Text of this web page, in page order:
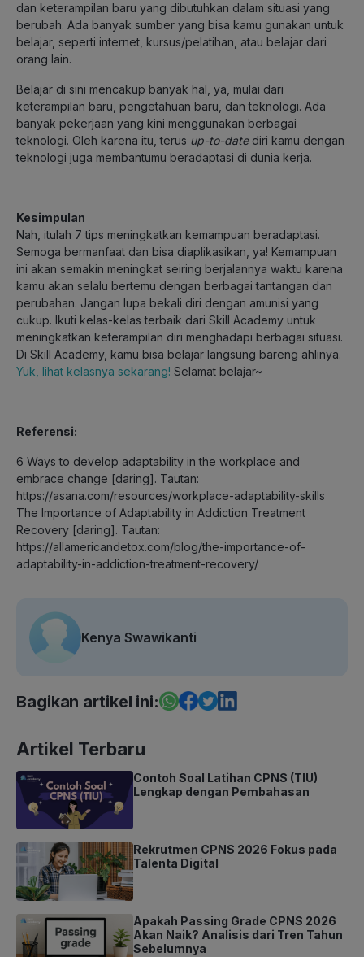
dan keterampilan baru yang dibutuhkan dalam situasi yang
berubah. Ada banyak sumber yang bisa kamu gunakan untuk
belajar, seperti internet, kursus/pelatihan, atau belajar dari
orang lain.
Belajar di sini mencakup banyak hal, ya, mulai dari
keterampilan baru, pengetahuan baru, dan teknologi. Ada
banyak pekerjaan yang kini menggunakan berbagai
teknologi. Oleh karena itu, terus up-to-datediri kamu dengan
teknologi juga membantumu beradaptasi di dunia kerja.
Kesimpulan
Nah, itulah 7 tips meningkatkan kemampuan beradaptasi.
Semoga bermanfaat dan bisa diaplikasikan, ya! Kemampuan
ini akan semakin meningkat seiring berjalannya waktu karena
kamu akan selalu bertemu dengan berbagai tantangan dan
perubahan. Jangan lupa bekali diri dengan amunisi yang
cukup. Ikuti kelas-kelas terbaik dari Skill Academy untuk
meningkatkan keterampilan diri menghadapi berbagai situasi.
Di Skill Academy, kamu bisa belajar langsung bareng ahlinya.
Yuk, lihat kelasnya sekarang! Selamat belajar~
Referensi:
6 Ways to develop adaptability in the workplace and
embrace change [daring]. Tautan:
https://asana.com/resources/workplace-adaptability-skills
The Importance of Adaptability in Addiction Treatment
Recovery [daring]. Tautan:
https://allamericandetox.com/blog/the-importance-of-
adaptability-in-addiction-treatment-recovery/
Kenya Swawikanti
Bagikan artikel ini:
Artikel Terbaru
Contoh Soal Latihan CPNS (TIU)
Lengkap dengan Pembahasan
Rekrutmen CPNS 2026 Fokus pada
Talenta Digital
Apakah Passing Grade CPNS 2026
Akan Naik? Analisis dari Tren Tahun
Sebelumnya